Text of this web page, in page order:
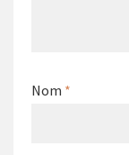
Nom *